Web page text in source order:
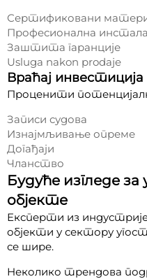
Сертификовани
Професионална
Заштита гаранције
Usluga nakon prodaje
Враћај инвестиција
Проценити
Записи судова
Изнајмљивање опреме
Догађаји
Чланство
Будуће изгледе
објекте
Експерти из
објекти у сектору
се шире.
Неколико трендова